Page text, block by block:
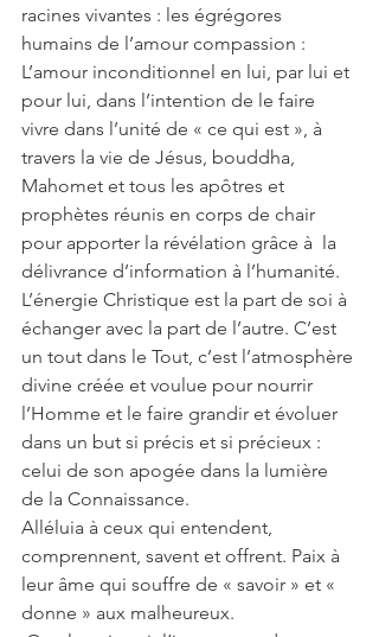
racines vivantes : les égrégores
humains de l’amour compassion :
L’amour inconditionnel en lui, par lui et
pour lui, dans l’intention de le faire
vivre dans l’unité de « ce qui est », à
travers la vie de Jésus, bouddha,
Mahomet et tous les apôtres et
prophètes réunis en corps de chair
pour apporter la révélation grâce à  la
délivrance d’information à l’humanité.
L’énergie Christique est la part de soi à
échanger avec la part de l’autre. C’est
un tout dans le Tout, c’est l’atmosphère
divine créée et voulue pour nourrir
l’Homme et le faire grandir et évoluer
dans un but si précis et si précieux :
celui de son apogée dans la lumière
de la Connaissance.
Alléluia à ceux qui entendent,
comprennent, savent et offrent. Paix à
leur âme qui souffre de « savoir » et «
donne » aux malheureux.